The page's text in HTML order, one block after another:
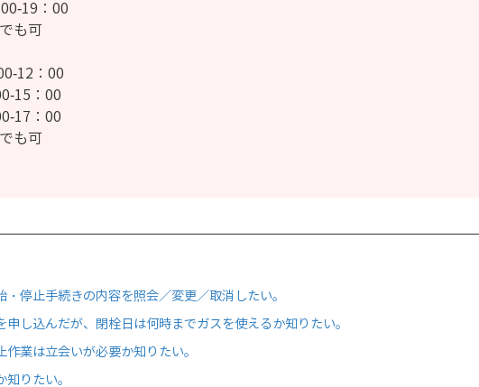
：00
可
12：00
：00
：00
可
停止手続きの内容を照会／変更／取消したい。
し込んだが、閉栓日は何時までガスを使えるか知りたい。
業は立会いが必要か知りたい。
りたい。